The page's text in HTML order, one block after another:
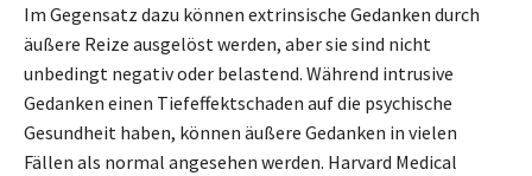
Im Gegensatz dazu können extrinsische Gedanken durch
äußere Reize ausgelöst werden, aber sie sind nicht
unbedingt negativ oder belastend. Während intrusive
Gedanken einen Tiefeffektschaden auf die psychische
Gesundheit haben, können äußere Gedanken in vielen
Fällen als normal angesehen werden. Harvard Medical